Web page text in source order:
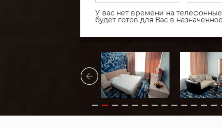
У вас нет времени на
будет готов для Вас в